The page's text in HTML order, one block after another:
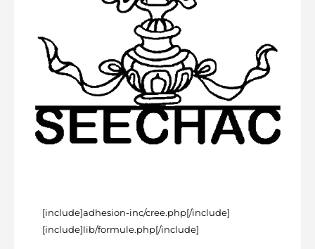
[include]adhesion-inc/cree.php[/include]
[include]lib/formule.php[/include]